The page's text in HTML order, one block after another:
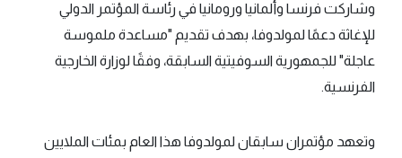
وشاركت فرنسا وألمانيا ورومانيا في رئاسة المؤتمر الدولي
للإغاثة دعمًا لمولدوفا، بهدف تقديم "مساعدة ملموسة
عاجلة" للجمهورية السوفيتية السابقة، وفقًا لوزارة الخارجية
الفرنسية.
وتعهد مؤتمران سابقان لمولدوفا هذا العام بمئات الملايين